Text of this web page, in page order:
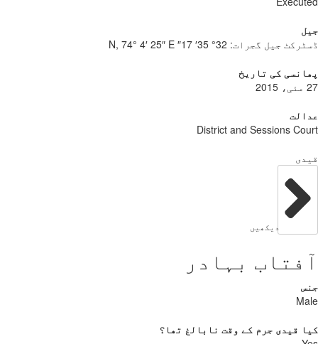
جیل گجرات:32° 35′ 17″ N, 74° 4′ 25″ E
کی تاریخ
District and Sessions
دیکھیں
بہادر
قیدی جرم کے وقت نابالغ تھا؟